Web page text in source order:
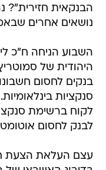
הבנקאית חזירית"?
נושאים אחרים
השבוע הניחה ח"כ
היהודית של
בנקים לחסום
סנקציות
לקוח ברשימת
לבנק לחסום
עצם העלאת הצעת